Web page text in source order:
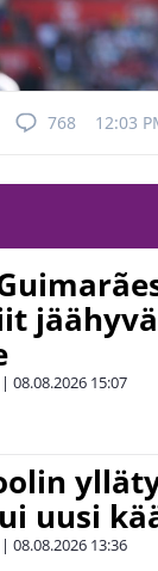
768 12:03
| 08.08.2026 15:07
uusi
| 08.08.2026 13:36